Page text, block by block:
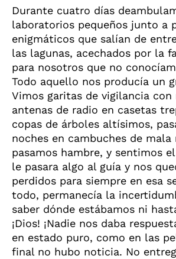
Durante cuatro días
laboratorios pequeños junto a
enigmáticos que salían de
las lagunas, acechados por la
para nosotros que no
Todo aquello nos producía un
Vimos garitas de vigilancia con
antenas de radio en casetas
copas de árboles altísimos,
noches en cambuches de mala
pasamos hambre, y sentimos
le pasara algo al guía y nos
perdidos para siempre en esa
todo, permanecía la
saber dónde estábamos ni
¡Dios! ¡Nadie nos daba
en estado puro, como en las
final no hubo noticia. No